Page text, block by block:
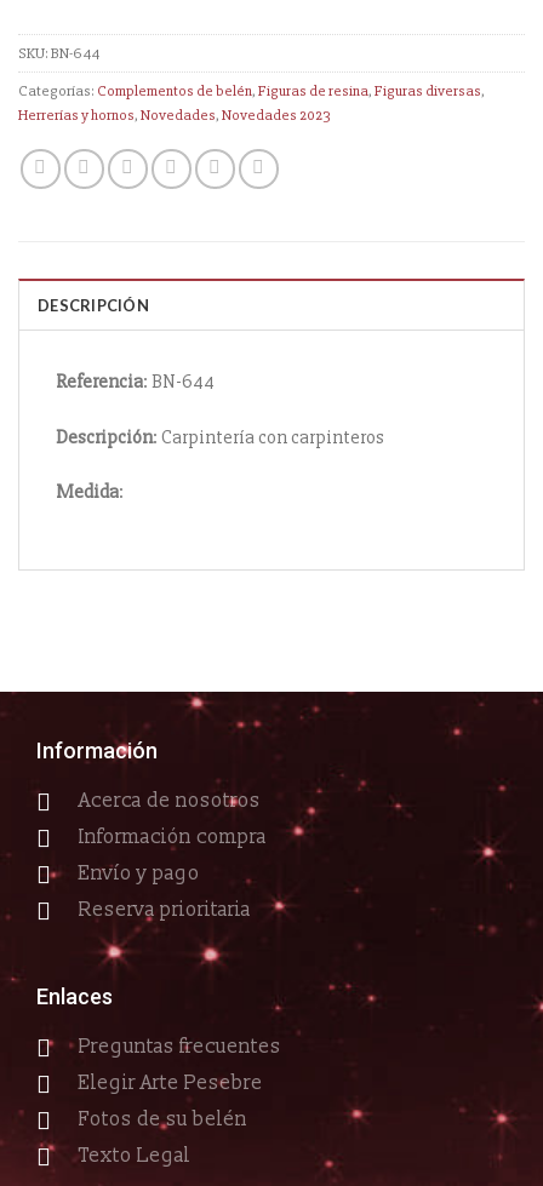
SKU:BN-644
Categorías: Complementos de belén,Figuras de resina,Figuras diversas,
Herrerías y hornos,Novedades,Novedades 2023
DESCRIPCIÓN
Referencia: BN-644
Descripción: Carpintería con carpinteros
Medida:
Información
Acerca de nosotros
Información compra
Envío y pago
Reserva prioritaria
Enlaces
Preguntas frecuentes
Elegir Arte Pesebre
Fotos de su belén
Texto Legal